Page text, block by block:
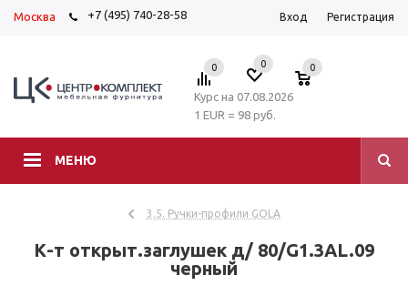
Москва +7 (495) 740-28-58 Вход Регистрация
МЕНЮ
0 0 0
Курс на 07.08.2026
1 EUR = 98 руб.
3.5. Ручки-профили GOLA
К-т открыт.заглушек д/ 80/G1.3AL.09
черный